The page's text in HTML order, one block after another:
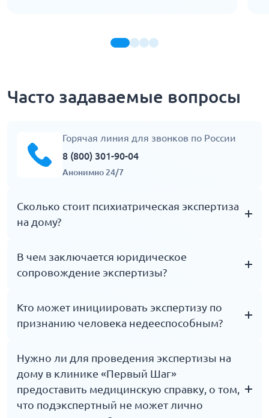
Часто задаваемые вопросы
Горячая линия для звонков по России
8 (800) 301-90-04
Анонимно 24/7
Сколько стоит психиатрическая экспертиза
на дому?
Цена зависит от нескольких факторов: характер
исследования (однородное, комплексное,
район проживания подэкспертного. Точную
стоимость услуг уточняйте на круглосуточной
В чем заключается юридическое
сопровождение экспертизы?
В клинике «Первый Шаг» вы может заключить
договор с адвокатом для представление ваших
на судебном слушании. Оказываем
информационное сопровождение: оценим
перспективы дела, целесообразность назначения
экспертизы; поможем составить вопросы
Кто может инициировать экспертизу по
признанию человека недееспособным?
Подать заявление судье о назначении СПЭ могут
(согласно ст. 281 ГПК РФ): члены семьи,
проживающие совместно с лицом, в отношении
которого возбуждается дело об ограничении
гражданских прав; близкие родственники (дети,
Нужно ли для проведения экспертизы на
дому в клинике «Первый Шаг»
предоставить медицинскую справку, о том,
что подэкспертный не может лично